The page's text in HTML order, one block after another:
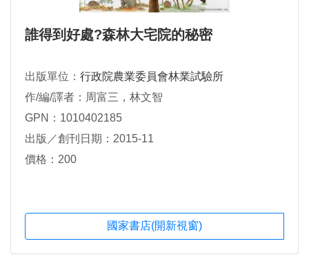
誰得到好處?森林大宅院的秘密
出版單位： 行政院農業委員會林業試驗所
作/編/譯者：周富三，林文智
GPN：1010402185
出版／創刊日期：2015-11
價格：200
國家書店(開新視窗)